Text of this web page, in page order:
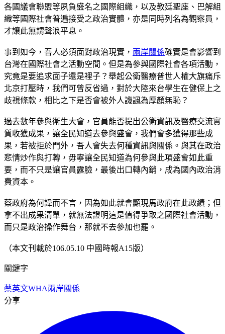
各國議會聯盟等夙負盛名之國際組織，以及教廷聖座、巴解組
織等國際社會普遍接受之政治實體，亦是同時列名為觀察員，
才讓此無謂聲浪平息。
事到如今，吾人必須面對政治現實， 兩岸關係確實是會影響到
台灣在國際社會之活動空間。但是為參與國際社會各項活動，
究竟是要追求面子還是裡子？舉起公衛醫療普世人權大旗痛斥
北京打壓時，我們可曾反省過，對於大陸來台學生在健保上之
歧視條款，相比之下是否會被外人譏諷為厚顏無恥？
過去數年參與衛生大會，官員能否提出公衛資訊及醫療交流實
質收獲成果，讓全民知道去參與盛會，我們會多獲得那些成
果，若被拒於門外，吾人會失去何種資訊與關係。與其在政治
悲情炒作與打轉，毋寧讓全民知道為何參與此項盛會如此重
要，而不只是讓官員露臉，最後出口轉內銷，成為國內政治消
費資本。
蔡政府為何諱而不言，因為如此就會顯現馬政府在此政績；但
拿不出成果清單，就無法證明這是值得爭取之國際社會活動，
而只是政治操作舞台，那就不去參加也罷。
（本文刊載於106.05.10 中國時報A15版）
關鍵字
蔡英文WHA兩岸關係
分享